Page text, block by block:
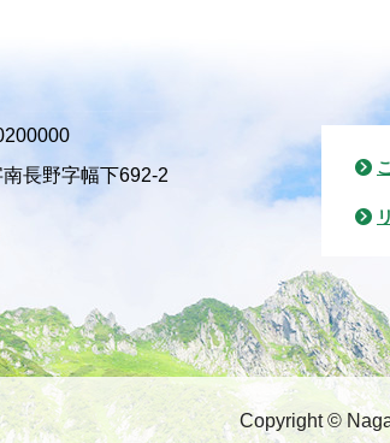
南長野字幅下692-2
Copyright ©